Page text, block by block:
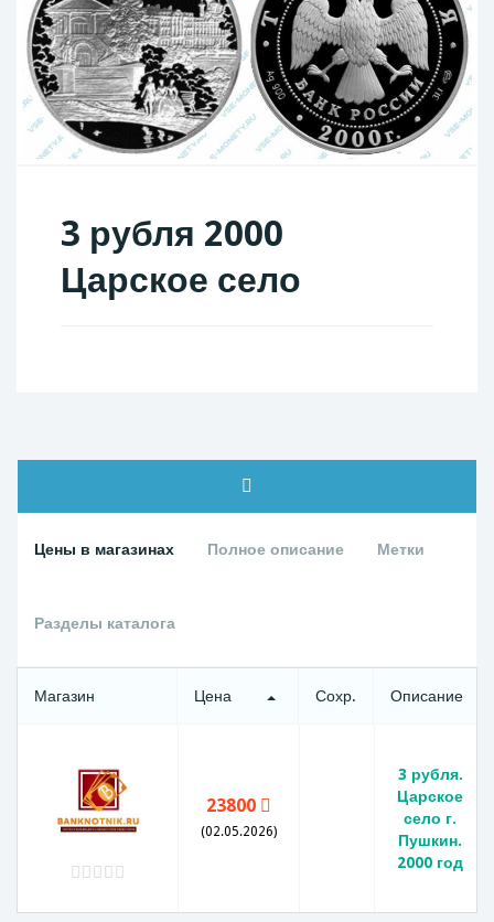
3 рубля 2000
Царское село
Цены в магазинах Полное описание Метки
Разделы каталога
Магазин Цена Сохр. Описание
23800
(02.05.2026)
3 рубля.
Царское
село г.
Пушкин.
2000 год